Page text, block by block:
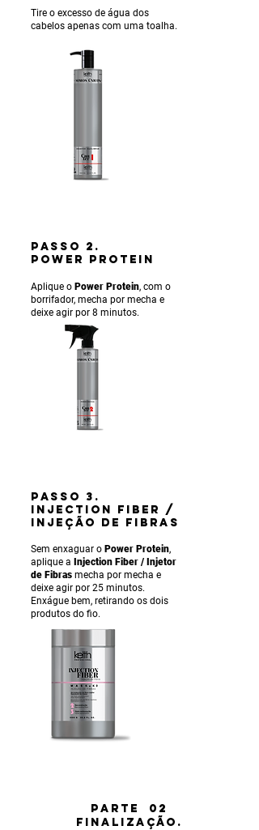
Tire o excesso de água dos
cabelos apenas com uma toalha.
PASSO 2.
POWER PROTEIN
Aplique o Power Protein, com o
borrifador, mecha por mecha e
deixe agir por 8 minutos.
PASSO 3.
INJECTION FIBER /
INJEÇÃO DE FIBRAS
Sem enxaguar o Power Protein,
aplique a Injection Fiber / Injetor
de Fibras mecha por mecha e
deixe agir por 25 minutos.
Enxágue bem, retirando os dois
produtos do fio.
PARTE 02
FINALIZAÇÃO.